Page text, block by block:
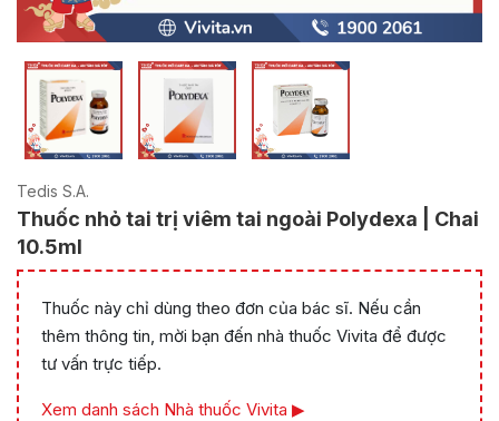
Tedis S.A.
Thuốc nhỏ tai trị viêm tai ngoài Polydexa | Chai
10.5ml
Thuốc này chỉ dùng theo đơn của bác sĩ. Nếu cần
thêm thông tin, mời bạn đến nhà thuốc Vivita để được
tư vấn trực tiếp.
Xem danh sách Nhà thuốc Vivita ▶